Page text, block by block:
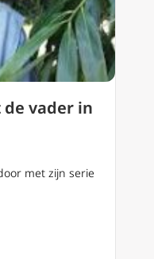
de vader in
met zijn serie
hij ziet de vader in de